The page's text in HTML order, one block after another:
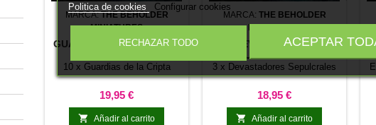
MARCA:THE BEHOLDER
MINIATURES
GUARDIAS DE LA CRIPTA.
IMPERECEDERAS
10 x Guardias de la Cripta
Precio
19,95 €
 Añadir al carrito
MARCA: THE BEHOLDER
DEVASTADORES
SEPULCRALES. LAS
LEGIONES
IMPERECEDERAS
3 x Devastadores Sepulcrales
Precio
18,95 €
 Añadir al carrito
Politica de cookies
Configurar cookies
RECHAZAR TODO ACEPTAR